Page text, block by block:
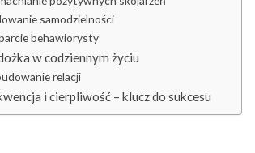
samodzielności
behawiorysty
w codziennym życiu
relacji
i cierpliwość – klucz do sukcesu